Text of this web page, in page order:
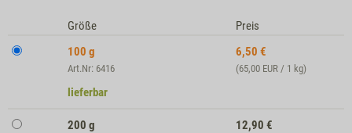
Größe
Preis
100 g
Art.Nr: 6416
6,50 €
(65,00 EUR / 1 kg)
lieferbar
200 g 12,90 €